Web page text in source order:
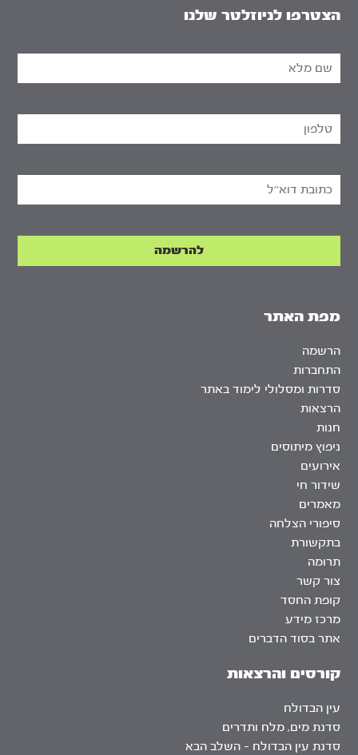
מפת האתר
הרשמה
התחברות
סדרות ומסלולי לימוד באתר
הרצאות
חנות
ניפוץ מיתוסים
אירועים
שידור חי
מאמרים
סיפורי הצלחה
בתקשורת
תרומה
צור קשר
קופת החסד
מרכז מידע
אתר בסוד הדברים
קורסים והרצאות
עין הבדולח
סדנת מים, מלח ותדרים
סדנת עין הבדולח – השלב הבא
הצטרפו לניוזלטר שלנו